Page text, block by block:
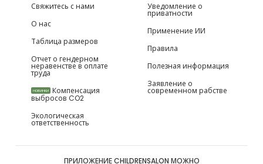
Свяжитесь с нами
О нас
Таблица размеров
Отчет о гендерном
неравенстве в оплате
труда
НОВИНКИ Компенсация
выбросов CO2
Экологическая
ответственность
Уведомление о
приватности
Применение ИИ
Правила
Полезная информация
Заявление о
современном рабстве
ПРИЛОЖЕНИЕ CHILDRENSALON МОЖНО